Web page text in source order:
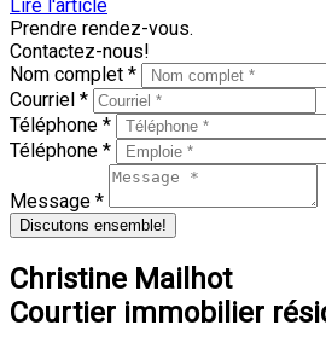
Lire l'article
Prendre rendez-vous.
Contactez-nous!
Nom complet *
Courriel *
Téléphone *
Téléphone *
Message *
Discutons ensemble!
Christine Mailhot
Courtier immobilier